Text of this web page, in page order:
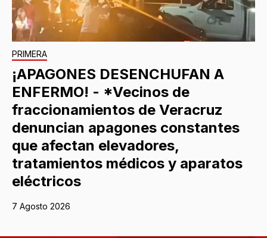
PRIMERA
¡APAGONES DESENCHUFAN A
ENFERMO! - *Vecinos de
fraccionamientos de Veracruz
denuncian apagones constantes
que afectan elevadores,
tratamientos médicos y aparatos
eléctricos
7 Agosto 2026